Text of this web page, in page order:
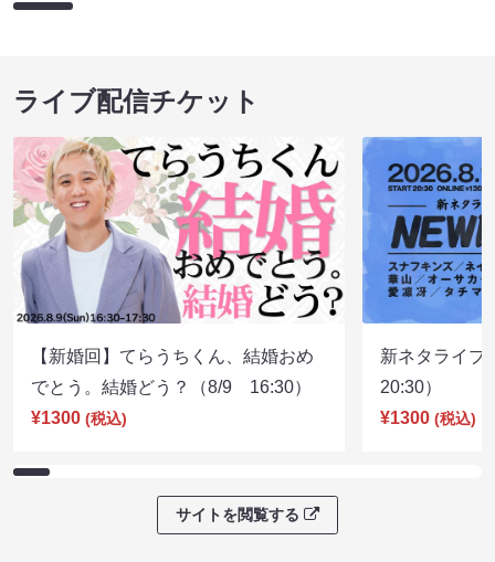
ライブ配信チケット
【新婚回】てらうちくん、結婚おめ
でとう。結婚どう？（8/9 16:30）
¥1300 (税込)
新ネタライ
20:30）
¥1300 (税込)
サイトを閲覧する